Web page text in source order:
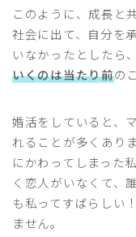
このように、成長と
社会に出て、自分を
いなかったとしたら
いくのは当たり前の
婚活をしていると、
れることが多くあり
にかわってしまった
く恋人がいなくて、
も私ってすばらしい
ません。